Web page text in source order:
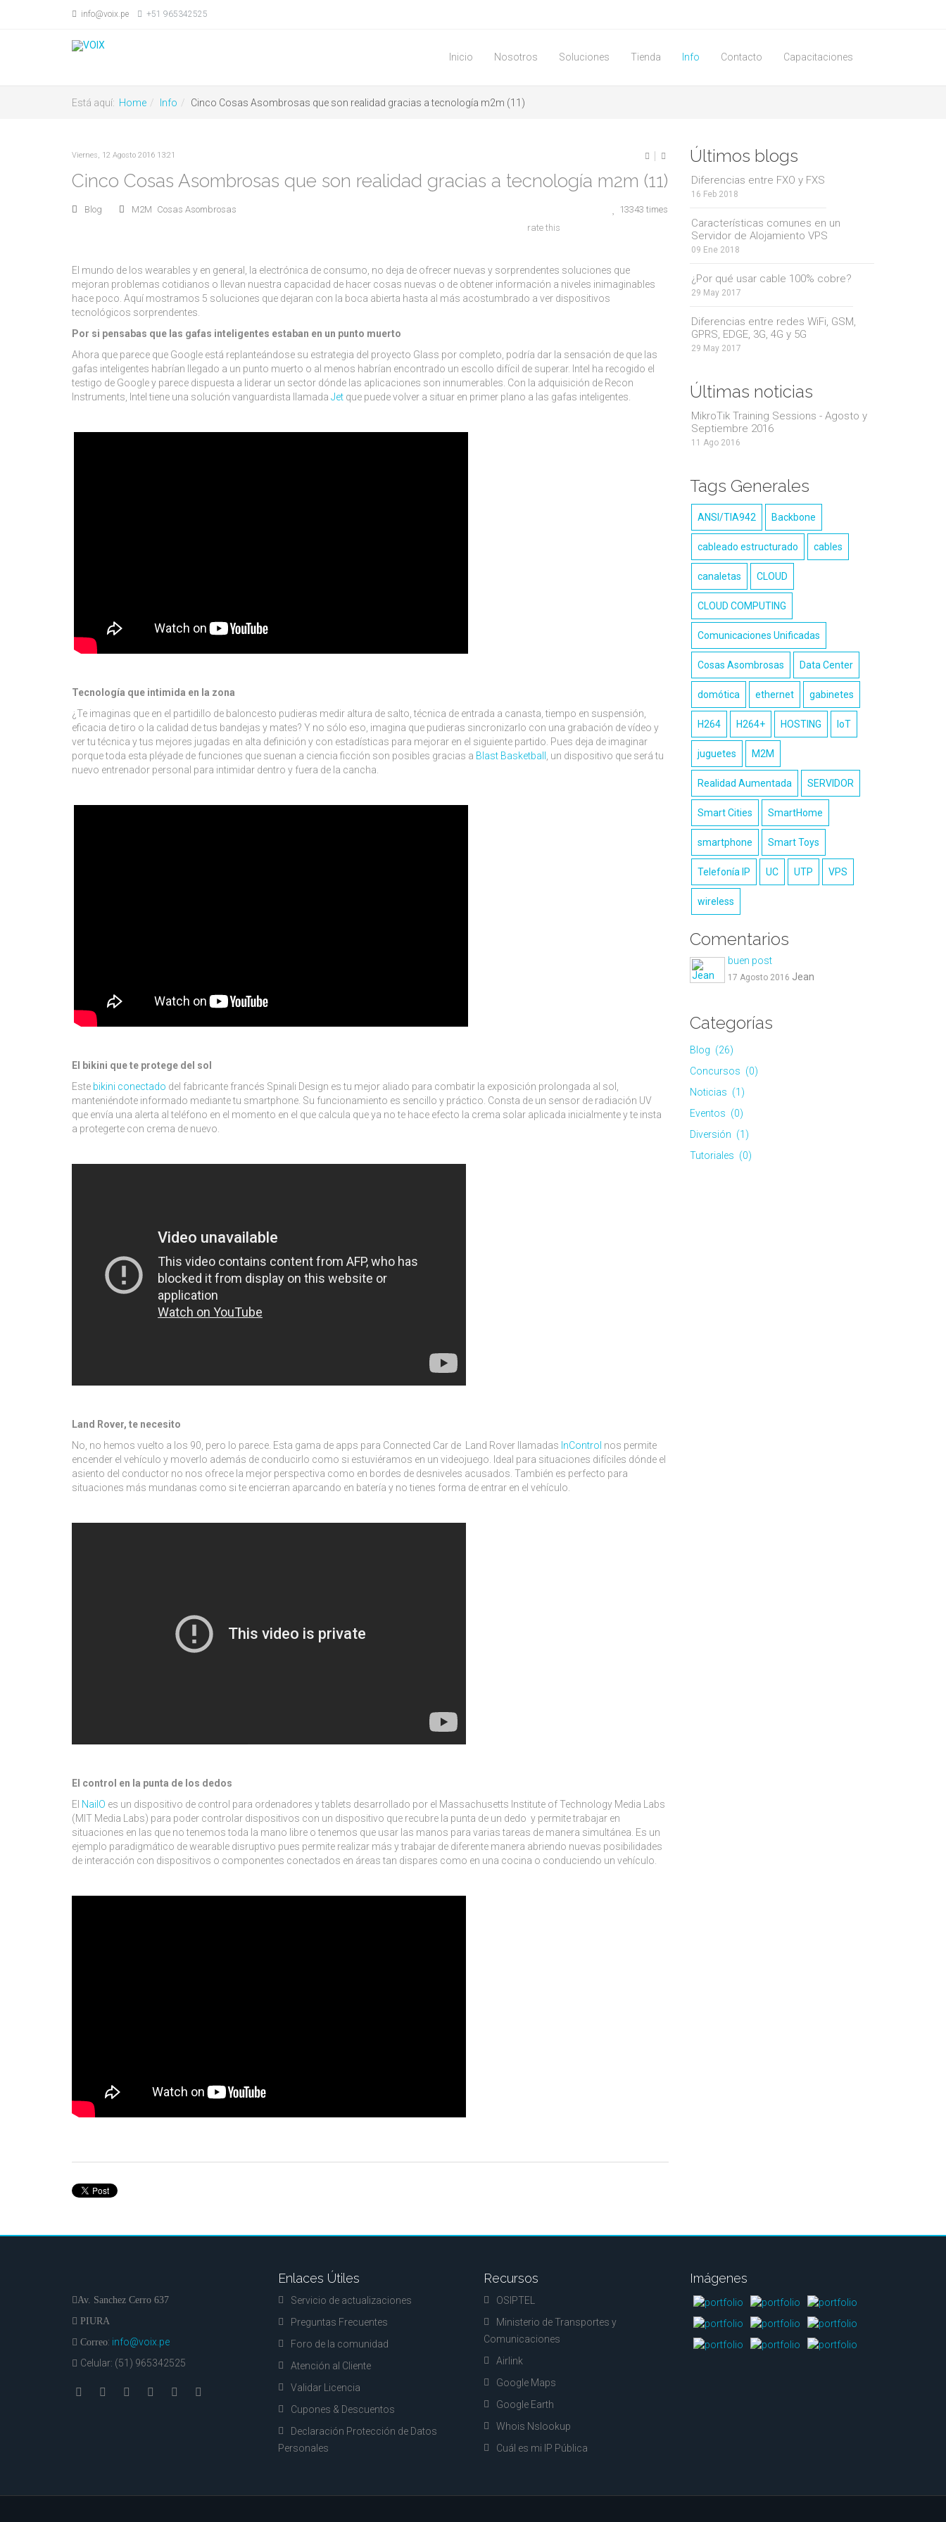
info@voix.pe +51 965342525
Inicio Nosotros Soluciones Tienda Info Contacto Capacitaciones
Está aquí: Home Info Cinco Cosas Asombrosas que son realidad gracias a tecnología m2m (11)
Viernes, 12 Agosto 2016 13:21
Cinco Cosas Asombrosas que son realidad gracias a tecnología m2m (11)
Blog M2M Cosas Asombrosas
13343 times
rate this
El mundo de los wearables y en general, la electrónica de consumo, no deja de ofrecer nuevas y sorprendentes soluciones que
mejoran problemas cotidianos o llevan nuestra capacidad de hacer cosas nuevas o de obtener información a niveles inimaginables
hace poco. Aquí mostramos 5 soluciones que dejaran con la boca abierta hasta al más acostumbrado a ver dispositivos
tecnológicos sorprendentes.
Por si pensabas que las gafas inteligentes estaban en un punto muerto
Ahora que parece que Google está replanteándose su estrategia del proyecto Glass por completo, podría dar la sensación de que las
gafas inteligentes habrían llegado a un punto muerto o al menos habrían encontrado un escollo difícil de superar. Intel ha recogido el
testigo de Google y parece dispuesta a liderar un sector dónde las aplicaciones son innumerables. Con la adquisición de Recon
Instruments, Intel tiene una solución vanguardista llamada Jet que puede volver a situar en primer plano a las gafas inteligentes.
Tecnología que intimida en la zona
¿Te imaginas que en el partidillo de baloncesto pudieras medir altura de salto, técnica de entrada a canasta, tiempo en suspensión,
eficacia de tiro o la calidad de tus bandejas y mates? Y no sólo eso, imagina que pudieras sincronizarlo con una grabación de vídeo y
ver tu técnica y tus mejores jugadas en alta definición y con estadísticas para mejorar en el siguiente partido. Pues deja de imaginar
porque toda esta pléyade de funciones que suenan a ciencia ficción son posibles gracias a Blast Basketball
, un dispositivo que será tu
nuevo entrenador personal para intimidar dentro y fuera de la cancha.
El bikini que te protege del sol
Este bikini conectado del fabricante francés Spinali Design es tu mejor aliado para combatir la exposición prolongada al sol,
manteniéndote informado mediante tu smartphone. Su funcionamiento es sencillo y práctico. Consta de un sensor de radiación UV
que envía una alerta al teléfono en el momento en el que calcula que ya no te hace efecto la crema solar aplicada inicialmente y te insta
a protegerte con crema de nuevo.
Land Rover, te necesito
No, no hemos vuelto a los 90, pero lo parece. Esta gama de apps para Connected Car de Land Rover llamadas InControl nos permite
encender el vehículo y moverlo además de conducirlo como si estuviéramos en un videojuego. Ideal para situaciones difíciles dónde el
asiento del conductor no nos ofrece la mejor perspectiva como en bordes de desniveles acusados. También es perfecto para
situaciones más mundanas como si te encierran aparcando en batería y no tienes forma de entrar en el vehículo.
El control en la punta de los dedos
El NailO es un dispositivo de control para ordenadores y tablets desarrollado por el Massachusetts Institute of Technology Media Labs
(MIT Media Labs) para poder controlar dispositivos con un dispositivo que recubre la punta de un dedo y permite trabajar en
situaciones en las que no tenemos toda la mano libre o tenemos que usar las manos para varias tareas de manera simultánea. Es un
ejemplo paradigmático de wearable disruptivo pues permite realizar más y trabajar de diferente manera abriendo nuevas posibilidades
de interacción con dispositivos o componentes conectados en áreas tan dispares como en una cocina o conduciendo un vehículo.
Últimos blogs
Diferencias entre FXO y FXS
16 Feb 2018
Características comunes en un
Servidor de Alojamiento VPS
09 Ene 2018
¿Por qué usar cable 100% cobre?
29 May 2017
Diferencias entre redes WiFi, GSM,
GPRS, EDGE, 3G, 4G y 5G
29 May 2017
Últimas noticias
MikroTik Training Sessions - Agosto y
Septiembre 2016
11 Ago 2016
Tags Generales
ANSI/TIA942 Backbone
cableado estructurado cables
canaletas CLOUD
CLOUD COMPUTING
Comunicaciones Unificadas
Cosas Asombrosas Data Center
domótica ethernet gabinetes
H264 H264+ HOSTING IoT
juguetes M2M
Realidad Aumentada SERVIDOR
Smart Cities SmartHome
smartphone Smart Toys
Telefonía IP UC UTP VPS
wireless
Comentarios
buen post
17 Agosto 2016 Jean
Categorías
Blog (26)
Concursos (0)
Noticias (1)
Eventos (0)
Diversión (1)
Tutoriales (0)
Av. Sanchez Cerro 637
PIURA
Correo: info@voix.pe
Celular: (51) 965342525
Enlaces Útiles
Servicio de actualizaciones
Preguntas Frecuentes
Foro de la comunidad
Atención al Cliente
Validar Licencia
Cupones & Descuentos
Declaración Protección de Datos
Personales
Recursos
OSIPTEL
Ministerio de Transportes y
Comunicaciones
Airlink
Google Maps
Google Earth
Whois Nslookup
Cuál es mi IP Pública
Imágenes